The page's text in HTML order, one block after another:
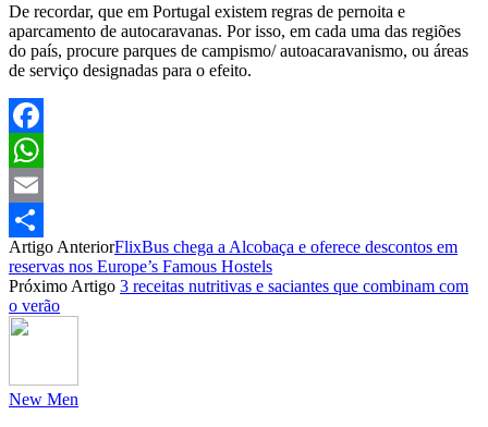
De recordar, que em Portugal existem regras de pernoita e
aparcamento de autocaravanas. Por isso, em cada uma das regiões
do país, procure parques de campismo/ autoacaravanismo, ou áreas
de serviço designadas para o efeito.
Facebook
WhatsApp
Email
Partilhar
Artigo AnteriorFlixBus chega a Alcobaça e oferece descontos em
reservas nos Europe’s Famous Hostels
Próximo Artigo 3 receitas nutritivas e saciantes que combinam com
o verão
New Men